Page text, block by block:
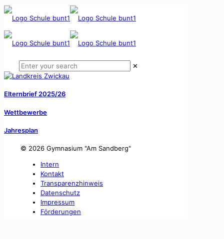
✕
Elternbrief 2025/26
Wettbewerbe
Jahresplan
© 2026 Gymnasium "Am Sandberg"
Intern
Kontakt
Transparenzhinweis
Datenschutz
Impressum
Förderungen